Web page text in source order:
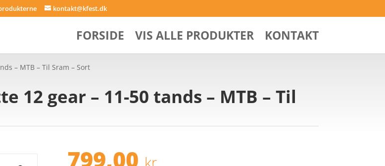
kontakt@kfest.dk
FORSIDE VIS ALLE PRODUKTER KONTAKT
– MTB – Til Sram – Sort
12 gear – 11-50 tands – MTB – Til
799,00